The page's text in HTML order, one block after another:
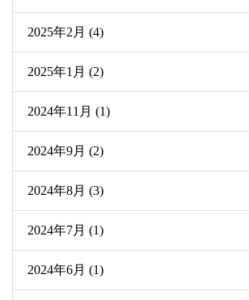
2025年2月 (4)
2025年1月 (2)
2024年11月 (1)
2024年9月 (2)
2024年8月 (3)
2024年7月 (1)
2024年6月 (1)